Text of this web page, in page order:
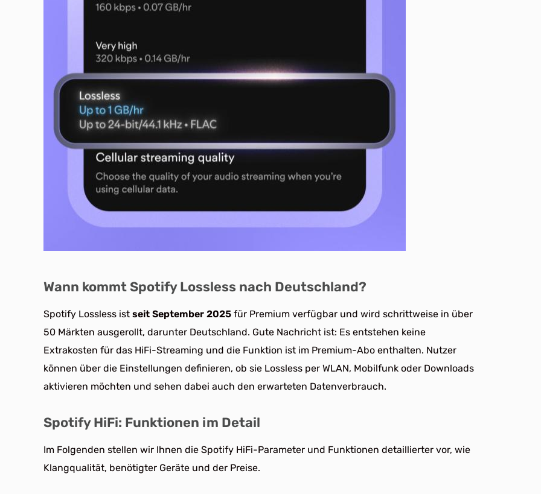
Wann kommt Spotify Lossless nach Deutschland?
Spotify Lossless ist seit September 2025 für Premium verfügbar und wird schrittweise in über
50 Märkten ausgerollt, darunter Deutschland. Gute Nachricht ist: Es entstehen keine
Extrakosten für das HiFi-Streaming und die Funktion ist im Premium-Abo enthalten. Nutzer
können über die Einstellungen definieren, ob sie Lossless per WLAN, Mobilfunk oder Downloads
aktivieren möchten und sehen dabei auch den erwarteten Datenverbrauch.
Spotify HiFi: Funktionen im Detail
Im Folgenden stellen wir Ihnen die Spotify HiFi-Parameter und Funktionen detaillierter vor, wie
Klangqualität, benötigter Geräte und der Preise.